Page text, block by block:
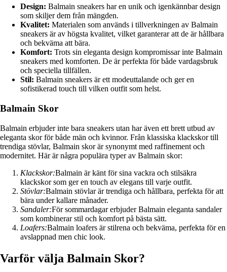
Design: Balmain sneakers har en unik och igenkännbar design
som skiljer dem från mängden.
Kvalitet: Materialen som används i tillverkningen av Balmain
sneakers är av högsta kvalitet, vilket garanterar att de är hållbara
och bekväma att bära.
Komfort: Trots sin eleganta design kompromissar inte Balmain
sneakers med komforten. De är perfekta för både vardagsbruk
och speciella tillfällen.
Stil: Balmain sneakers är ett modeuttalande och ger en
sofistikerad touch till vilken outfit som helst.
Balmain Skor
Balmain erbjuder inte bara sneakers utan har även ett brett utbud av
eleganta skor för både män och kvinnor. Från klassiska klackskor till
trendiga stövlar, Balmain skor är synonymt med raffinement och
modernitet. Här är några populära typer av Balmain skor:
Klackskor:Balmain är känt för sina vackra och stilsäkra
klackskor som ger en touch av elegans till varje outfit.
Stövlar:Balmain stövlar är trendiga och hållbara, perfekta för att
bära under kallare månader.
Sandaler:För sommardagar erbjuder Balmain eleganta sandaler
som kombinerar stil och komfort på bästa sätt.
Loafers:Balmain loafers är stilrena och bekväma, perfekta för en
avslappnad men chic look.
Varför välja Balmain Skor?